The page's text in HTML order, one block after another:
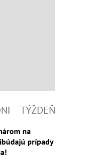
TÝŽDEŇ
na
prípady